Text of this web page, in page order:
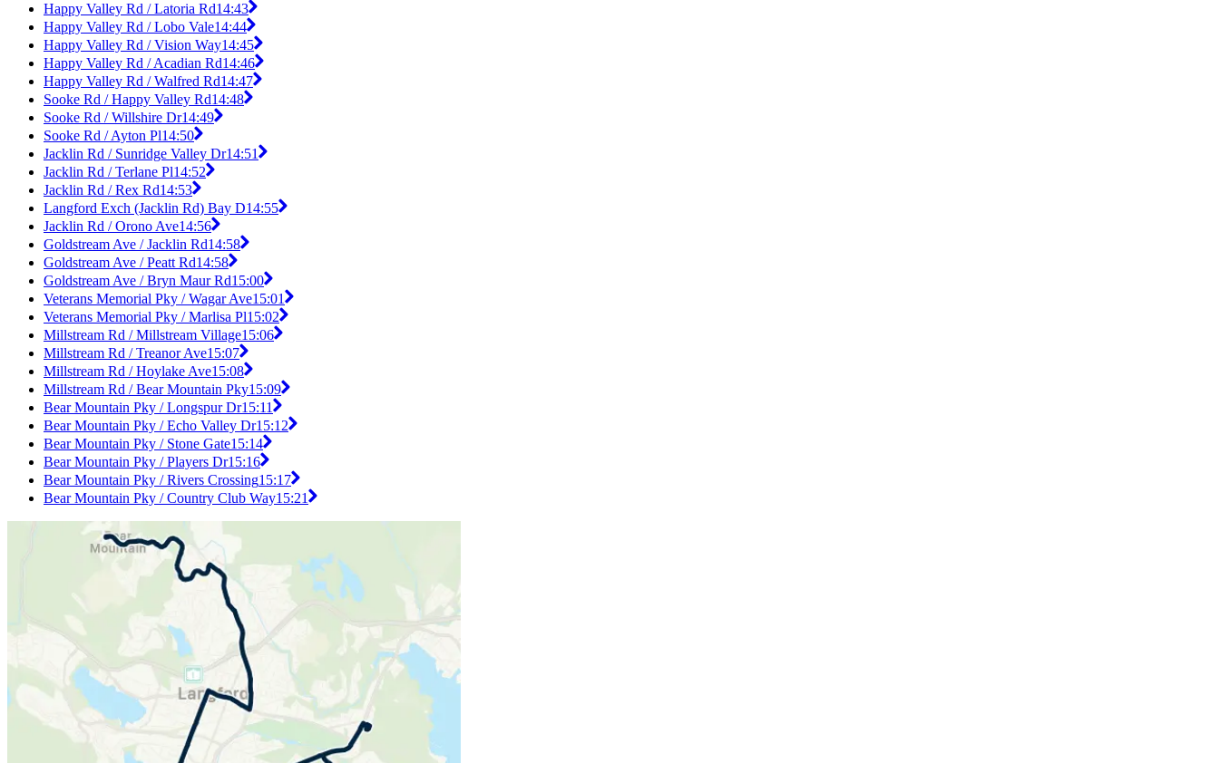
Happy Valley Rd / Latoria Rd14:43
Happy Valley Rd / Lobo Vale14:44
Happy Valley Rd / Vision Way14:45
Happy Valley Rd / Acadian Rd14:46
Happy Valley Rd / Walfred Rd14:47
Sooke Rd / Happy Valley Rd14:48
Sooke Rd / Willshire Dr14:49
Sooke Rd / Ayton Pl14:50
Jacklin Rd / Sunridge Valley Dr14:51
Jacklin Rd / Terlane Pl14:52
Jacklin Rd / Rex Rd14:53
Langford Exch (Jacklin Rd) Bay D14:55
Jacklin Rd / Orono Ave14:56
Goldstream Ave / Jacklin Rd14:58
Goldstream Ave / Peatt Rd14:58
Goldstream Ave / Bryn Maur Rd15:00
Veterans Memorial Pky / Wagar Ave15:01
Veterans Memorial Pky / Marlisa Pl15:02
Millstream Rd / Millstream Village15:06
Millstream Rd / Treanor Ave15:07
Millstream Rd / Hoylake Ave15:08
Millstream Rd / Bear Mountain Pky15:09
Bear Mountain Pky / Longspur Dr15:11
Bear Mountain Pky / Echo Valley Dr15:12
Bear Mountain Pky / Stone Gate15:14
Bear Mountain Pky / Players Dr15:16
Bear Mountain Pky / Rivers Crossing15:17
Bear Mountain Pky / Country Club Way15:21